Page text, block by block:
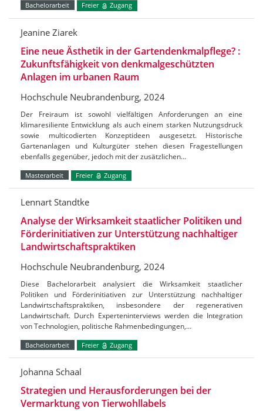
Bachelorarbeit Freier Zugang
Jeanine Ziarek
Eine neue Ästhetik in der Gartendenkmalpflege? :
Zukunftsfähigkeit von denkmalgeschützten
Anlagen im urbanen Raum
Hochschule Neubrandenburg, 2024
Der Freiraum ist sowohl vielfältigen Anforderungen an eine
klimaresiliente Entwicklung als auch einem starken Nutzungsdruck
sowie multicodierten Konzeptideen ausgesetzt. Historische
Gartenanlagen und Kulturgüter stehen diesen Fragestellungen
ebenfalls gegenüber, jedoch mit der zusätzlichen…
Masterarbeit Freier Zugang
Lennart Standtke
Analyse der Wirksamkeit staatlicher Politiken und
Förderinitiativen zur Unterstützung nachhaltiger
Landwirtschaftspraktiken
Hochschule Neubrandenburg, 2024
Diese Bachelorarbeit analysiert die Wirksamkeit staatlicher
Politiken und Förderinitiativen zur Unterstützung nachhaltiger
Landwirtschaftspraktiken, insbesondere der regenerativen
Landwirtschaft. Durch Experteninterviews werden die Integration
von Technologien, politische Rahmenbedingungen,…
Bachelorarbeit Freier Zugang
Johanna Schaal
Strategien und Herausforderungen bei der
Vermarktung von Tierwohllabels